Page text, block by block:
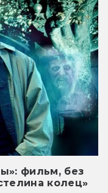
фильм, без
колец»